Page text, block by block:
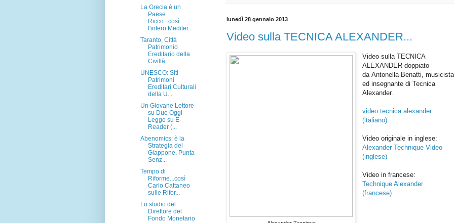
lunedì 28 gennaio 2013
Video sulla TECNICA ALEXANDER...
Video sulla TECNICA
ALEXANDER doppiato
da Antonella Benatti, musicista
ed insegnante di Tecnica
Alexander.
video tecnica alexander
(italiano)
Video originale in inglese:
Alexander Technique Video
(inglese)
Video in francese:
Technique Alexander
(francese)
La Grecia è un
Paese
Ricco...così
l'intero Mediter...
Taranto, Città
Patrimonio
Ereditario della
Civiltà...
UNESCO: Siti
Patrimoni
Ereditari Culturali
della U...
Un Giovane Lettore
su Due Oggi
Legge su E-
Reader (...
Abenomics: è la
Strategia del
Giappone. Punta
Senz...
Tempo di
Riforme...così
Carlo Cattaneo
sulle Rifor...
Lo studio del
Direttore del
Fondo Monetario